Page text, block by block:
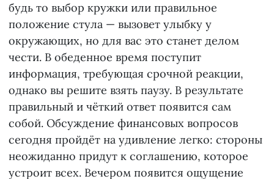
будь то выбор кружки или правильное
положение стула — вызовет улыбку у
окружающих, но для вас это станет делом
чести. В обеденное время поступит
информация, требующая срочной реакции,
однако вы решите взять паузу. В результате
правильный и чёткий ответ появится сам
собой. Обсуждение финансовых вопросов
сегодня пройдёт на удивление легко: стороны
неожиданно придут к соглашению, которое
устроит всех. Вечером появится ощущение